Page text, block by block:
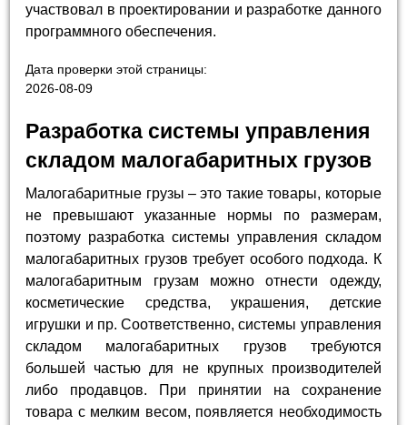
участвовал в проектировании и разработке данного
программного обеспечения.
Дата проверки этой страницы:
2026-08-09
Разработка системы управления
складом малогабаритных грузов
Малогабаритные грузы – это такие товары, которые
не превышают указанные нормы по размерам,
поэтому разработка системы управления складом
малогабаритных грузов требует особого подхода. К
малогабаритным грузам можно отнести одежду,
косметические средства, украшения, детские
игрушки и пр. Соответственно, системы управления
складом малогабаритных грузов требуются
большей частью для не крупных производителей
либо продавцов. При принятии на сохранение
товара с мелким весом, появляется необходимость